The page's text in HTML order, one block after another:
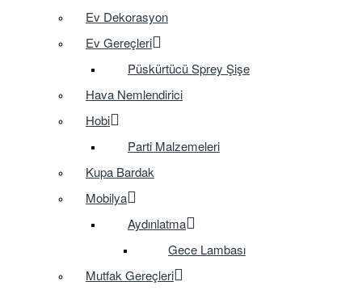
Ev Dekorasyon
Ev Gereçleri
Püskürtücü Sprey Şişe
Hava Nemlendirici
Hobi
Parti Malzemeleri
Kupa Bardak
Mobilya
Aydınlatma
Gece Lambası
Mutfak Gereçleri